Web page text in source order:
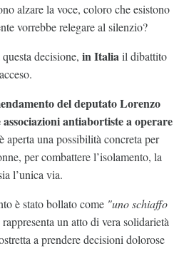
alzare la voce, coloro che esistono
vorrebbe relegare al silenzio?
decisione, in Italiail dibattito
del deputato Lorenzo
antiabortiste a operare
aperta una possibilità concreta per
per combattere l’isolamento, la
l’unica via.
è stato bollato come "uno schiaffo
un atto di vera solidarietà
a prendere decisioni dolorose